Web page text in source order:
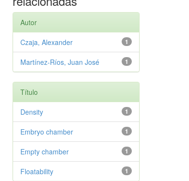
Autor
1
Czaja, Alexander
1
Martínez-Ríos, Juan José
Título
1
Density
1
Embryo chamber
1
Empty chamber
1
Floatability